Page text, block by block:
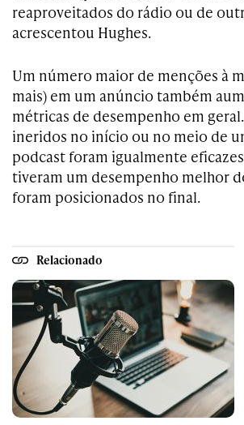
reaproveitados do rádio ou de
acrescentou Hughes.
Um número maior de menções à
mais) em um anúncio também
métricas de desempenho em
ineridos no início ou no meio de
podcast foram igualmente
tiveram um desempenho melhor
foram posicionados no final.
Relacionado